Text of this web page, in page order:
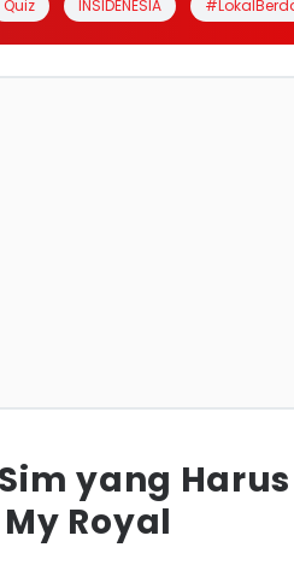
Quiz INSIDENESIA
yang Harus
Royal